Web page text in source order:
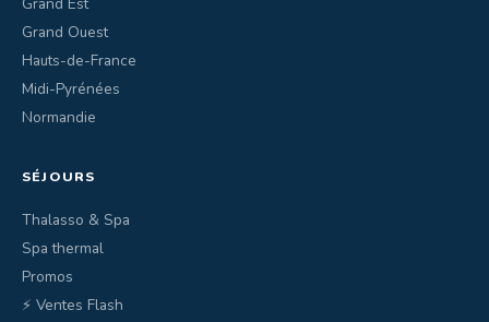
Grand Ouest
Hauts-de-France
Midi-Pyrénées
Normandie
SÉJOURS
Thalasso & Spa
Spa thermal
Promos
⚡ Ventes Flash